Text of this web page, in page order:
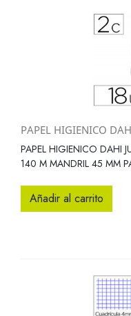
PAPEL HIGIENICO
PAPEL HIGIENICO DAHI
140 M MANDRIL 45 MM
Añadir al carrito